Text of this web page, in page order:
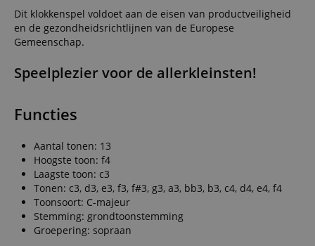
Dit klokkenspel voldoet aan de eisen van productveiligheid
en de gezondheidsrichtlijnen van de Europese
Gemeenschap.
Speelplezier voor de allerkleinsten!
Functies
Aantal tonen: 13
Hoogste toon: f4
Laagste toon: c3
Tonen: c3, d3, e3, f3, f#3, g3, a3, bb3, b3, c4, d4, e4, f4
Toonsoort: C-majeur
Stemming: grondtoonstemming
Groepering: sopraan